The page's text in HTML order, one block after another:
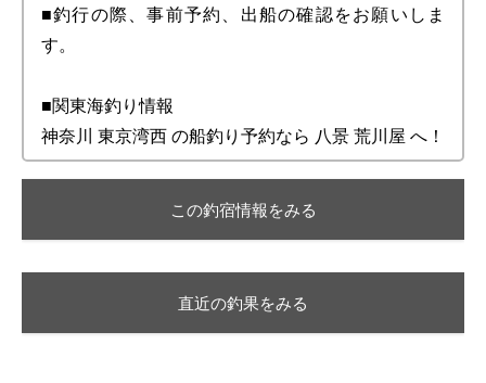
■釣行の際、事前予約、出船の確認をお願いしま
す。
■関東海釣り情報
神奈川 東京湾西 の船釣り予約なら 八景 荒川屋 へ！
この釣宿情報をみる
直近の釣果をみる